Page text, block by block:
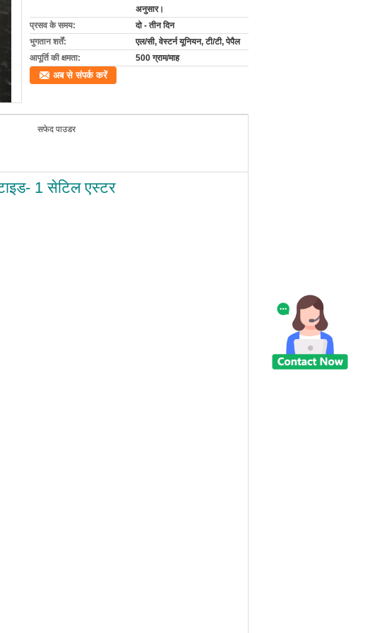
अनुसार।
प्रसव के समय:
दो - तीन दिन
भुगतान शर्तें:
एल/सी, वेस्टर्न यूनियन, टी/टी, पेपैल
आपूर्ति की क्षमता:
500 ग्राम/माह
अब से संपर्क करें
सफेद पाउडर
1 सेटिल एस्टर